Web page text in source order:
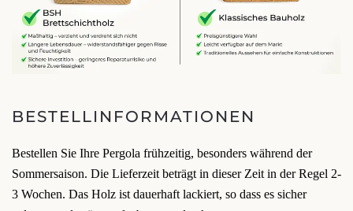
BESTELLINFORMATIONEN
Bestellen Sie Ihre Pergola frühzeitig, besonders während der
Sommersaison. Die Lieferzeit beträgt in dieser Zeit in der Regel 2-
3 Wochen. Das Holz ist dauerhaft lackiert, so dass es sicher